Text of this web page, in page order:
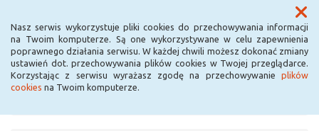
Nasz serwis wykorzystuje pliki cookies do przechowywania informacji
na Twoim komputerze. Są one wykorzystywane w celu zapewnienia
poprawnego działania serwisu. W każdej chwili możesz dokonać zmiany
ustawień dot. przechowywania plików cookies w Twojej przeglądarce.
Korzystając z serwisu wyrażasz zgodę na przechowywanie plików
cookies na Twoim komputerze.
Menu